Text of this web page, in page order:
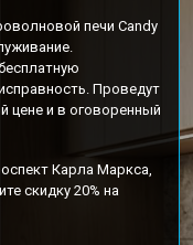
печи Candy
Проведут
цене и в оговоренный
Карла Маркса,
скидку 20% на